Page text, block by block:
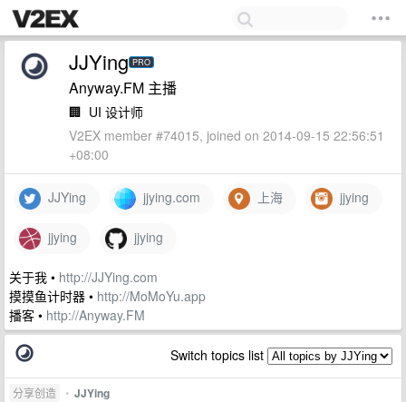
JJYing PRO
Anyway.FM 主播
🏢 UI 设计师
V2EX member #74015, joined on 2014-09-15 22:56:51
+08:00
JJYing jjying.com 上海 jjying
jjying jjying
关于我 • http://JJYing.com
摸摸鱼计时器 • http://MoMoYu.app
播客 • http://Anyway.FM
Switch topics list
分享创造 • JJYing